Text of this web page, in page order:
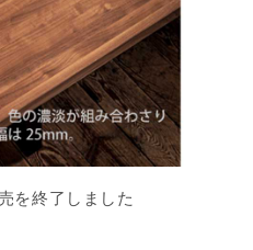
を終了しました